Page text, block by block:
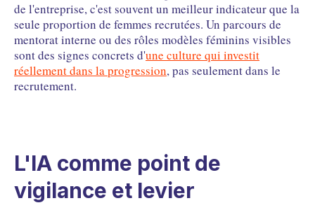
de l'entreprise, c'est souvent un meilleur indicateur que la
seule proportion de femmes recrutées. Un parcours de
mentorat interne ou des rôles modèles féminins visibles
sont des signes concrets d'une culture qui investit
réellement dans la progression, pas seulement dans le
recrutement.
L'IA comme point de
vigilance et levier